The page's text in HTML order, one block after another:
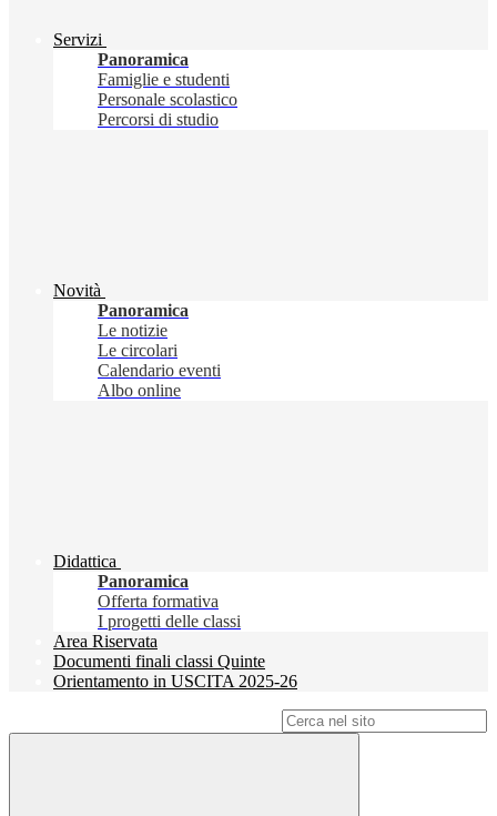
Servizi
Panoramica
Famiglie e studenti
Personale scolastico
Percorsi di studio
Novità
Panoramica
Le notizie
Le circolari
Calendario eventi
Albo online
Didattica
Panoramica
Offerta formativa
I progetti delle classi
Area Riservata
Documenti finali classi Quinte
Orientamento in USCITA 2025-26